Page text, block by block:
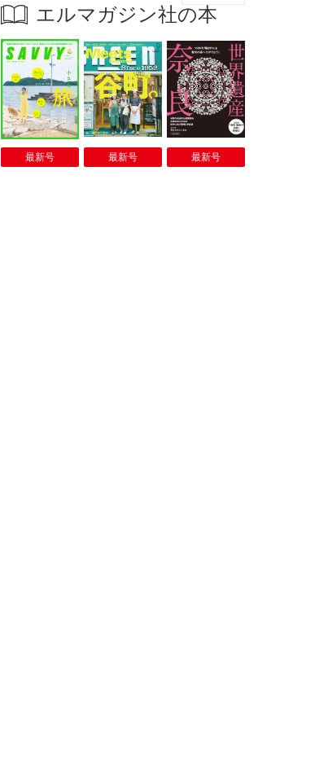
エルマガジン社の本
最新号 最新号 最新号